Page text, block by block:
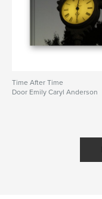
Time After Time
Door Emily Caryl Anderson